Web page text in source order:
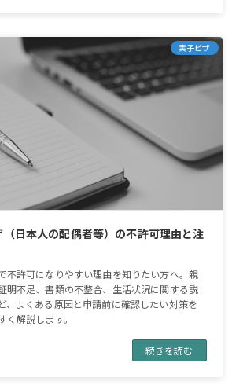
実子ビザ
（日本人の配偶者等）の不許可理由と注
不許可になりやすい理由を知りたい方へ。親
明不足、書類の不整合、生活状況に関する説
、よくある原因と申請前に確認したい対策を
く解説します。
続きを読む